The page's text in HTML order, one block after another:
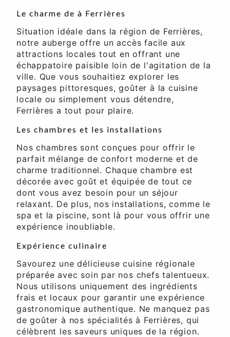
Le charme de à Ferrières
Situation idéale dans la région de Ferrières,
notre auberge offre un accès facile aux
attractions locales tout en offrant une
échappatoire paisible loin de l'agitation de la
ville. Que vous souhaitiez explorer les
paysages pittoresques, goûter à la cuisine
locale ou simplement vous détendre,
Ferrières a tout pour plaire.
Les chambres et les installations
Nos chambres sont conçues pour offrir le
parfait mélange de confort moderne et de
charme traditionnel. Chaque chambre est
décorée avec goût et équipée de tout ce
dont vous avez besoin pour un séjour
relaxant. De plus, nos installations, comme le
spa et la piscine, sont là pour vous offrir une
expérience inoubliable.
Expérience culinaire
Savourez une délicieuse cuisine régionale
préparée avec soin par nos chefs talentueux.
Nous utilisons uniquement des ingrédients
frais et locaux pour garantir une expérience
gastronomique authentique. Ne manquez pas
de goûter à nos spécialités à Ferrières, qui
célèbrent les saveurs uniques de la région.